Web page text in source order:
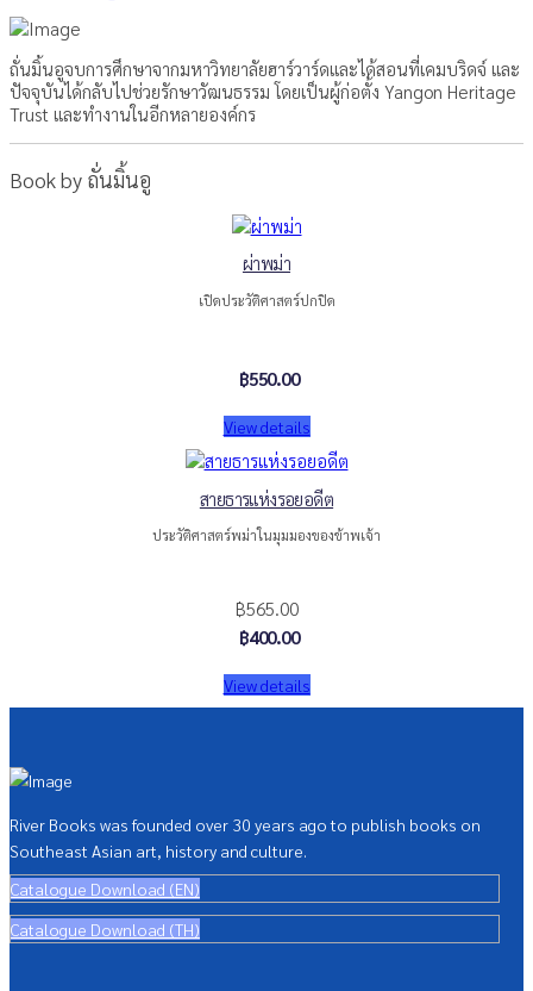
ถั่นมิ้นอูจบการศึกษาจากมหาวิทยาลัยฮาร์วาร์ดและได้สอนที่เคมบริดจ์ และ
ปัจจุบันได้กลับไปช่วยรักษาวัฒนธรรม โดยเป็นผู้ก่อตั้ง Yangon Heritage
Trust และทำงานในอีกหลายองค์กร
Book by ถั่นมิ้นอู
ผ่าพม่า
เปิดประวัติศาสตร์ปกปิด
฿550.00
View details
สายธารแห่งรอยอดีต
ประวัติศาสตร์พม่าในมุมมองของข้าพเจ้า
฿565.00
฿400.00
View details
River Books was founded over 30 years ago to publish books on
Southeast Asian art, history and culture.
Catalogue Download (EN)
Catalogue Download (TH)